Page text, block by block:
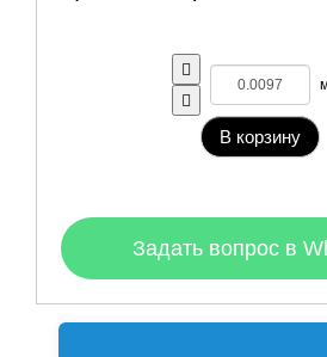
В корзину
Задать вопрос в